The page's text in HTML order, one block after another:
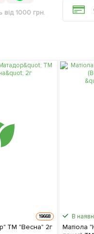
1000 грн.
19668
ТМ "Весна" 2г
В
Матіола